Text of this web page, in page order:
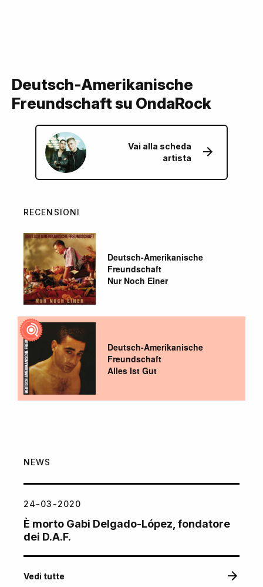
Deutsch-Amerikanische
Freundschaft su OndaRock
Vai alla scheda
artista
RECENSIONI
Deutsch-Amerikanische
Freundschaft
Nur Noch Einer
Deutsch-Amerikanische
Freundschaft
Alles Ist Gut
NEWS
24-03-2020
È morto Gabi Delgado-López, fondatore
dei D.A.F.
Vedi tutte